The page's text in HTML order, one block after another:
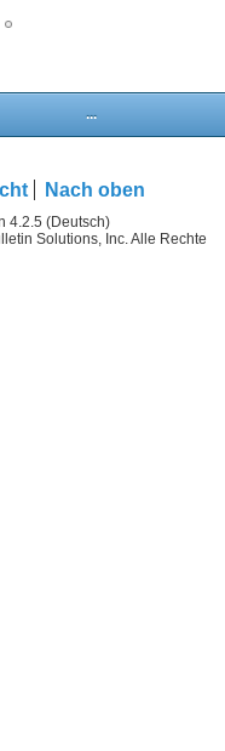
...
Nach oben
4.2.5 (Deutsch)
Solutions, Inc. Alle Rechte